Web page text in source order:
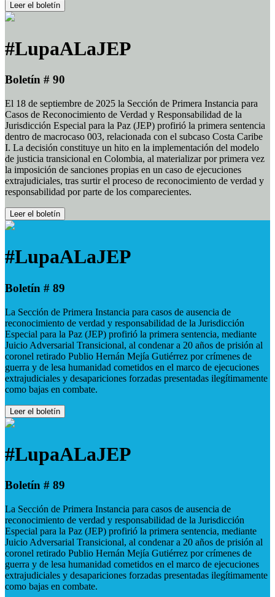
Leer el boletín
#LupaALaJEP
Boletín # 90
El 18 de septiembre de 2025 la Sección de Primera Instancia para
Casos de Reconocimiento de Verdad y Responsabilidad de la
Jurisdicción Especial para la Paz (JEP) profirió la primera sentencia
dentro de macrocaso 003, relacionada con el subcaso Costa Caribe
I. La decisión constituye un hito en la implementación del modelo
de justicia transicional en Colombia, al materializar por primera vez
la imposición de sanciones propias en un caso de ejecuciones
extrajudiciales, tras surtir el proceso de reconocimiento de verdad y
responsabilidad por parte de los comparecientes.
Leer el boletín
#LupaALaJEP
Boletín # 89
La Sección de Primera Instancia para casos de ausencia de
reconocimiento de verdad y responsabilidad de la Jurisdicción
Especial para la Paz (JEP) profirió la primera sentencia, mediante
Juicio Adversarial Transicional, al condenar a 20 años de prisión al
coronel retirado Publio Hernán Mejía Gutiérrez por crímenes de
guerra y de lesa humanidad cometidos en el marco de ejecuciones
extrajudiciales y desapariciones forzadas presentadas ilegítimamente
como bajas en combate.
Leer el boletín
#LupaALaJEP
Boletín # 89
La Sección de Primera Instancia para casos de ausencia de
reconocimiento de verdad y responsabilidad de la Jurisdicción
Especial para la Paz (JEP) profirió la primera sentencia, mediante
Juicio Adversarial Transicional, al condenar a 20 años de prisión al
coronel retirado Publio Hernán Mejía Gutiérrez por crímenes de
guerra y de lesa humanidad cometidos en el marco de ejecuciones
extrajudiciales y desapariciones forzadas presentadas ilegítimamente
como bajas en combate.